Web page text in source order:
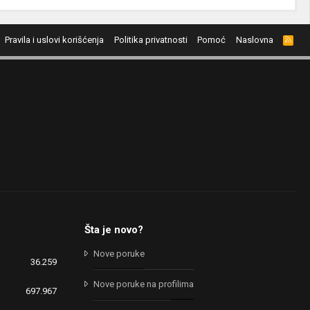
Pravila i uslovi korišćenja Politika privatnosti Pomoć Naslovna
R
S
S
36.259
697.967
Šta je novo?
Nove poruke
Nove poruke na profilima